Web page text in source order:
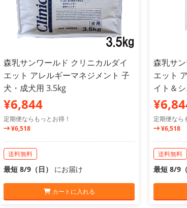
森乳サンワールド クリニカルダイ
エット アレルギーマネジメント 子
犬・成犬用 3.5kg
¥6,844
定期便ならもっとお得！
¥6,518
送料無料
最短 8/9（日） にお届け
カートに入れる
森乳サ
エット
イト＆
定期便なら
¥6,518
送料無料
最短 8/9